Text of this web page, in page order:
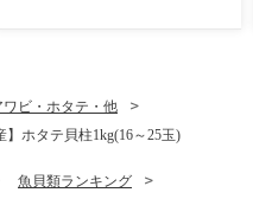
ワビ・ホタテ・他
ホタテ貝柱1kg(16～25玉)
魚貝類ランキング